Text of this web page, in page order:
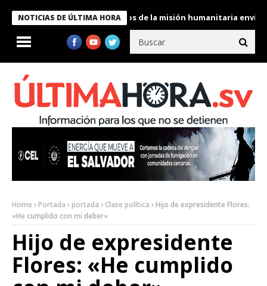
NOTICIAS DE ÚLTIMA HORA
condecora a miembros de la misión humanitaria enviada a
Home Portada portada Clase política
Hijo de expresidente Flores:
«He cumplido con mi deber»
Hijo de expresidente
Flores: «He cumplido